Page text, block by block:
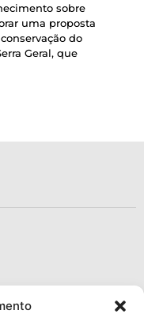
sobre
uma proposta
do
Geral, que